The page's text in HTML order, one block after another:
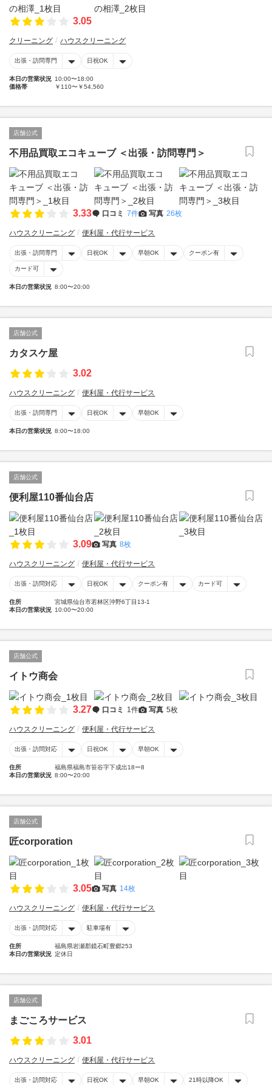
3.05
クリーニング ハウスクリーニング
出張・訪問専門 日祝OK
本日の営業状況 10:00〜18:00
価格帯
￥110〜￥54,560
店舗公式
不用品買取エコキューブ ＜出張・訪問専門＞
3.33 口コミ 7件 写真 26枚
ハウスクリーニング 便利屋・代行サービス
出張・訪問専門 日祝OK 早朝OK クーポン有
カード可
本日の営業状況 8:00〜20:00
店舗公式
カタスケ屋
3.02
ハウスクリーニング 便利屋・代行サービス
出張・訪問専門 日祝OK 早朝OK
本日の営業状況 8:00〜18:00
店舗公式
便利屋110番仙台店
3.09 写真 8枚
ハウスクリーニング 便利屋・代行サービス
出張・訪問対応 日祝OK クーポン有 カード可
住所
宮城県仙台市若林区沖野6丁目13-1
本日の営業状況 10:00〜20:00
店舗公式
イトウ商会
3.27 口コミ 1件 写真 5枚
ハウスクリーニング 便利屋・代行サービス
出張・訪問対応 日祝OK 早朝OK
住所
福島県福島市笹谷字下成出18ー8
本日の営業状況 8:00〜20:00
店舗公式
匠corporation
3.05 写真 14枚
ハウスクリーニング 便利屋・代行サービス
出張・訪問対応 駐車場有
住所
福島県岩瀬郡鏡石町豊郷253
本日の営業状況 定休日
店舗公式
まごころサービス
3.01
ハウスクリーニング 便利屋・代行サービス
出張・訪問対応 日祝OK 早朝OK 21時以降OK